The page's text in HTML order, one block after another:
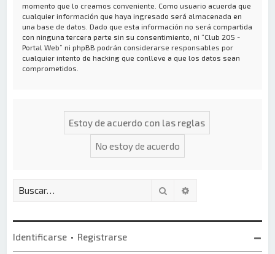
momento que lo creamos conveniente. Como usuario acuerda que
cualquier información que haya ingresado será almacenada en
una base de datos. Dado que esta información no será compartida
con ninguna tercera parte sin su consentimiento, ni “Club 205 -
Portal Web” ni phpBB podrán considerarse responsables por
cualquier intento de hacking que conlleve a que los datos sean
comprometidos.
Buscar
Identificarse • Registrarse